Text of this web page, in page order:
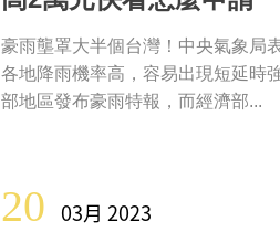
豪雨壟罩大半個台灣！中央氣象局
各地降雨機率高，容易出現短延時
部地區發布豪雨特報，而經濟部...
20 03月 2023